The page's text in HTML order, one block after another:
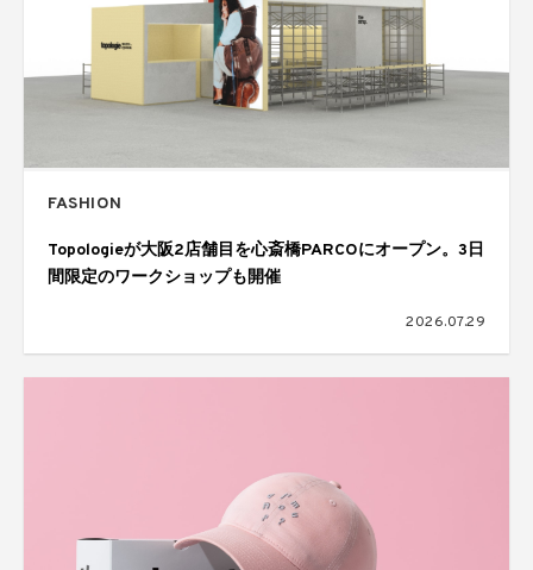
FASHION
Topologieが大阪2店舗目を心斎橋PARCOにオープン。3日
間限定のワークショップも開催
2026.07.29